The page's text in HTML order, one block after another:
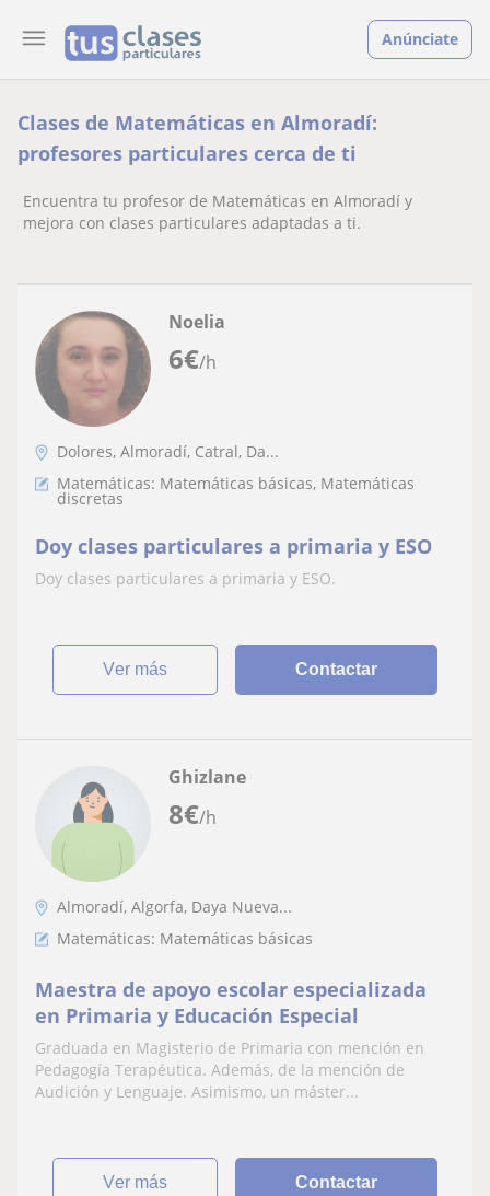
Anúnciate
Clases de Matemáticas en Almoradí:
profesores particulares cerca de ti
Encuentra tu profesor de Matemáticas en Almoradí y
mejora con clases particulares adaptadas a ti.
6€/h
Noelia
Dolores, Almoradí, Catral, Da...
Matemáticas: Matemáticas básicas, Matemáticas
discretas
Doy clases particulares a primaria y ESO
Doy clases particulares a primaria y ESO.
ver más Contactar
8€/h
Ghizlane
Almoradí, Algorfa, Daya Nueva...
Matemáticas: Matemáticas básicas
Maestra de apoyo escolar especializada
en Primaria y Educación Especial
Graduada en Magisterio de Primaria con mención en
Pedagogía Terapéutica. Además, de la mención de
Audición y Lenguaje. Asimismo, un máster...
ver más Contactar